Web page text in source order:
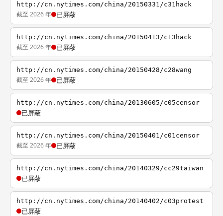
http://cn.nytimes.com/china/20150331/c31hack
截至 2026 年 已屏蔽
http://cn.nytimes.com/china/20150413/c13hack
截至 2026 年 已屏蔽
http://cn.nytimes.com/china/20150428/c28wang
截至 2026 年 已屏蔽
http://cn.nytimes.com/china/20130605/c05censor
已屏蔽
http://cn.nytimes.com/china/20150401/c01censor
截至 2026 年 已屏蔽
http://cn.nytimes.com/china/20140329/cc29taiwan
已屏蔽
http://cn.nytimes.com/china/20140402/c03protest
已屏蔽